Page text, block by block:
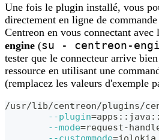
Une fois le plugin installé, vous
directement en ligne de
Centreon en vous connectant avec
engine (su - centreon-
tester que le connecteur arrive
ressource en utilisant une
(remplacez les valeurs d'exemple
/usr/lib/centreon/plugins/
--plugin=
--mode=request-